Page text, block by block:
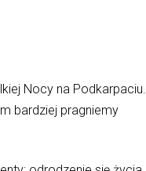
Nocy na Podkarpaciu.
bardziej pragniemy